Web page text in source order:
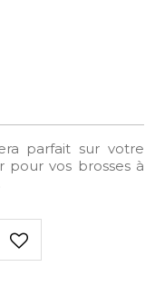
parfait sur votre
pour vos brosses à